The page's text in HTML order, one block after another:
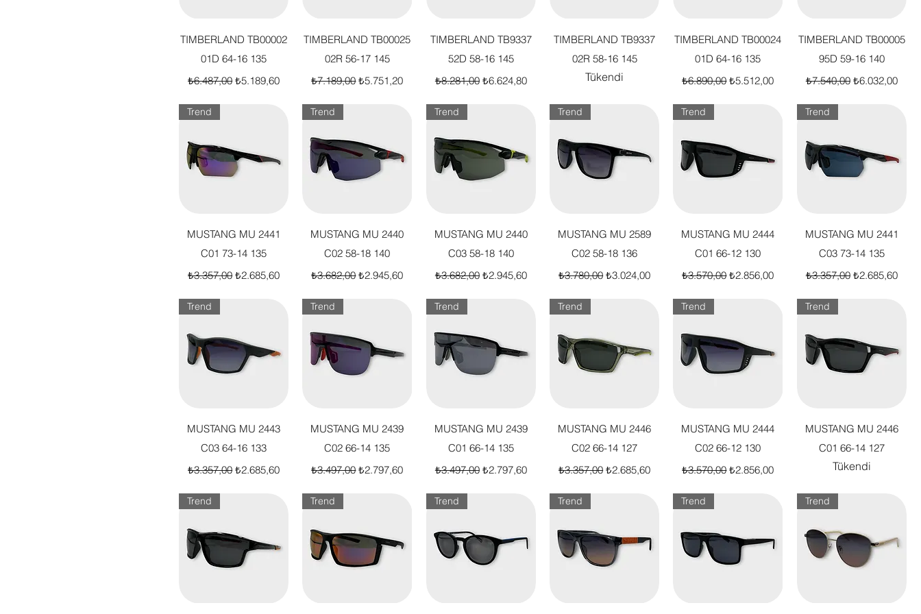
Hızlı Bakış
TIMBERLAND TB00002
01D 64-16 135
Normal Fiyat
₺6.487,00 İndirimli Fiyat
₺5.189,60
Hızlı Bakış
TIMBERLAND TB00025
02R 56-17 145
Normal Fiyat
₺7.189,00İndirimli Fiyat
₺5.751,20
Hızlı Bakış
TIMBERLAND TB9337
52D 58-16 145
Normal Fiyat
₺8.281,00 İndirimli Fiyat
₺6.624,80
Hızlı Bakış
TIMBERLAND TB9337
02R 58-16 145
Tükendi
Hızlı Bakış
TIMBERLAND TB00024
01D 64-16 135
Normal Fiyat
₺6.890,00İndirimli Fiyat
₺5.512,00
Hızlı Bakış
TIMBERLAND TB00005
95D 59-16 140
Normal Fiyat
₺7.540,00 İndirimli Fiyat
₺6.032,00
Hızlı Bakış
Trend
MUSTANG MU 2441
C01 73-14 135
Normal Fiyat
₺3.357,00 İndirimli Fiyat
₺2.685,60
Hızlı Bakış
Trend
MUSTANG MU 2440
C02 58-18 140
Normal Fiyat
₺3.682,00İndirimli Fiyat
₺2.945,60
Hızlı Bakış
Trend
MUSTANG MU 2440
C03 58-18 140
Normal Fiyat
₺3.682,00 İndirimli Fiyat
₺2.945,60
Hızlı Bakış
Trend
MUSTANG MU 2589
C02 58-18 136
Normal Fiyat
₺3.780,00 İndirimli Fiyat
₺3.024,00
Hızlı Bakış
Trend
MUSTANG MU 2444
C01 66-12 130
Normal Fiyat
₺3.570,00İndirimli Fiyat
₺2.856,00
Hızlı Bakış
Trend
MUSTANG MU 2441
C03 73-14 135
Normal Fiyat
₺3.357,00 İndirimli Fiyat
₺2.685,60
Hızlı Bakış
Trend
MUSTANG MU 2443
C03 64-16 133
Normal Fiyat
₺3.357,00 İndirimli Fiyat
₺2.685,60
Hızlı Bakış
Trend
MUSTANG MU 2439
C02 66-14 135
Normal Fiyat
₺3.497,00İndirimli Fiyat
₺2.797,60
Hızlı Bakış
Trend
MUSTANG MU 2439
C01 66-14 135
Normal Fiyat
₺3.497,00 İndirimli Fiyat
₺2.797,60
Hızlı Bakış
Trend
MUSTANG MU 2446
C02 66-14 127
Normal Fiyat
₺3.357,00 İndirimli Fiyat
₺2.685,60
Hızlı Bakış
Trend
MUSTANG MU 2444
C02 66-12 130
Normal Fiyat
₺3.570,00İndirimli Fiyat
₺2.856,00
Hızlı Bakış
Trend
MUSTANG MU 2446
C01 66-14 127
Tükendi
Trend Trend Trend Trend Trend Trend